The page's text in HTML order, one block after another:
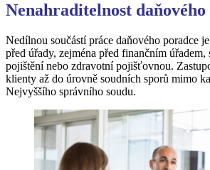
Nenahraditelnost daňového
Nedílnou součástí práce daňového poradce
před úřady, zejména před finančním
pojištění nebo zdravotní pojišťovnou.
klienty až do úrovně soudních sporů mimo
Nejvyššího správního soudu.